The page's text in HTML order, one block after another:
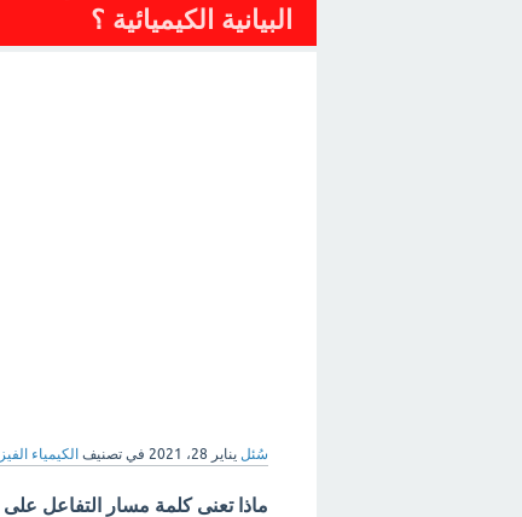
البيانية الكيميائية ؟
سُئل يناير 28، 2021 في تصنيف الكيمياء
ماذا تعنى كلمة مسار التفاعل